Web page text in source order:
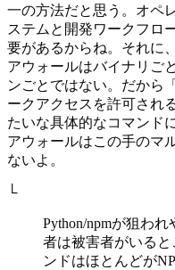
一の方法だと思う。オペ
ステムと開発ワークフロ
要があるからね。それに
アウォールはバイナリご
ンごとではない。だから
ークアクセスを許可され
たいな具体的なコマンド
アウォールはこの手のマ
ないよ。
└
Python/npmが狙わ
者は被害者がいる
ンドはほとんどが